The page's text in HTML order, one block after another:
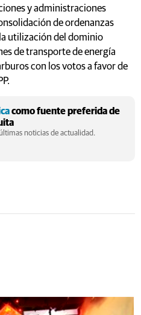
y administraciones
de ordenanzas
utilización del dominio
de transporte de energía
con los votos a favor de
como fuente preferida de
noticias de actualidad.